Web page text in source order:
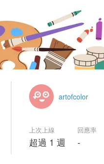
artofcolor
上次上線
超過 1 週
回應率
-